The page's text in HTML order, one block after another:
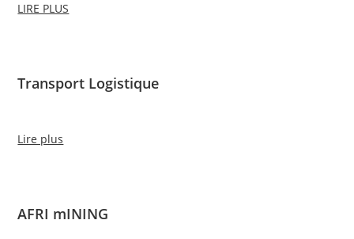
LIRE PLUS
Transport Logistique
Lire plus
AFRI mINING